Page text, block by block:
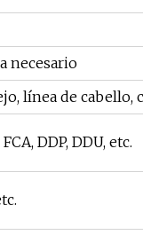
necesario
línea de cabello,
DDP, DDU, etc.